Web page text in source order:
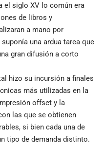
el siglo XV lo común era
de libros y
a mano por
una ardua tarea que
gran difusión a corto
hizo su incursión a finales
más utilizadas en la
offset y la
las que se obtienen
si bien cada una de
tipo de demanda distinto.